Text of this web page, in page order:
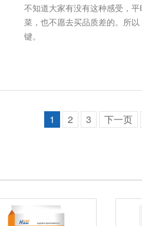
不知道大家有没有这种感受，
菜，也不愿去买品质差的。所
键。
1 2 3 下一页